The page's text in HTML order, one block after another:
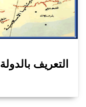
التعريف بالدولة